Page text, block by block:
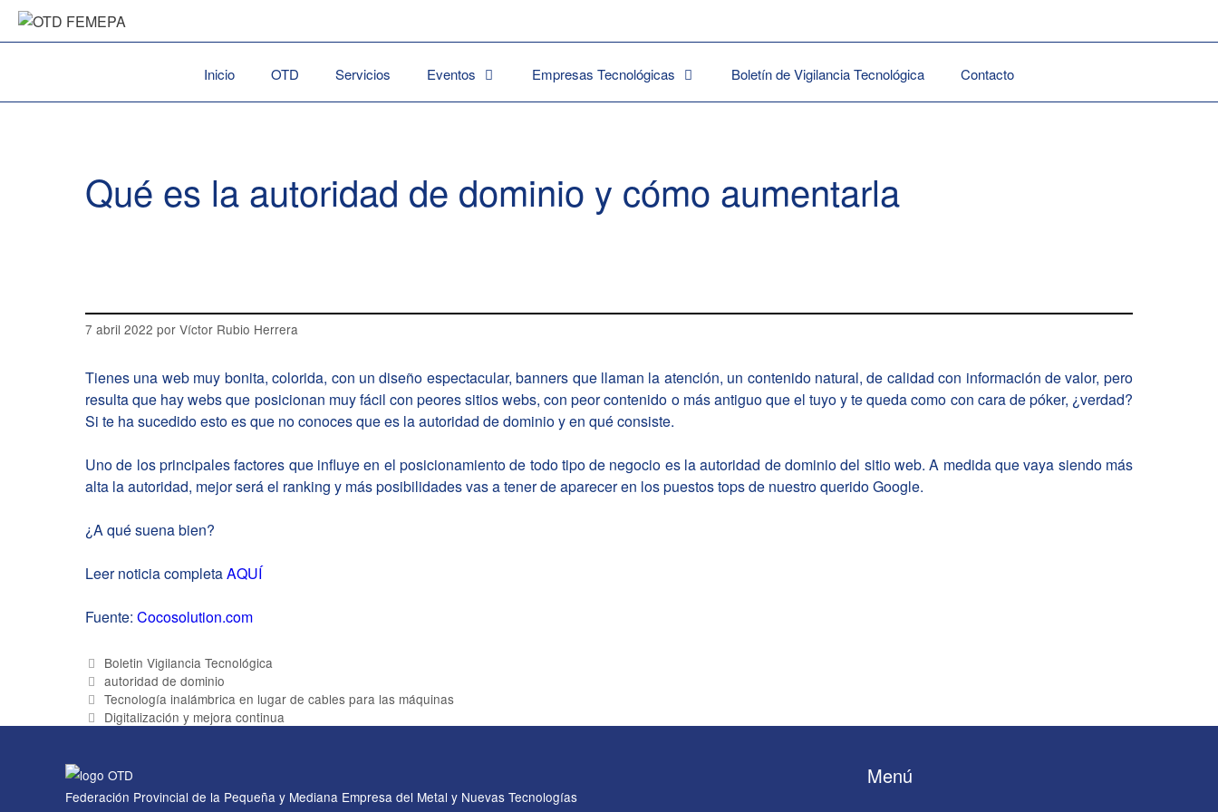
Saltar
Inicio OTD Servicios Eventos Empresas Tecnológicas Boletín de Vigilancia Tecnológica Contacto
Qué es la autoridad de dominio y cómo aumentarla
7 abril 2022 porVíctor Rubio Herrera
Tienes una web muy bonita, colorida, con un diseño espectacular, banners que llaman la atención, un contenido natural, de calidad con información de valor, pero
resulta que hay webs que posicionan muy fácil con peores sitios webs, con peor contenido o más antiguo que el tuyo y te queda como con cara de póker, ¿verdad?
Si te ha sucedido esto es que no conoces que es la autoridad de dominio y en qué consiste.
Uno de los principales factores que influye en el posicionamiento de todo tipo de negocio es la autoridad de dominio del sitio web. A medida que vaya siendo más
alta la autoridad, mejor será el ranking y más posibilidades vas a tener de aparecer en los puestos tops de nuestro querido Google.
¿A qué suena bien?
Leer noticia completaAQUÍ
Fuente:Cocosolution.com
Categorías
Boletin Vigilancia Tecnológica
Etiquetas
autoridad de dominio
Tecnología inalámbrica en lugar de cables para las máquinas
Digitalización y mejora continua
Federación Provincial de la Pequeña y Mediana Empresa del Metal y Nuevas Tecnologías
Menú